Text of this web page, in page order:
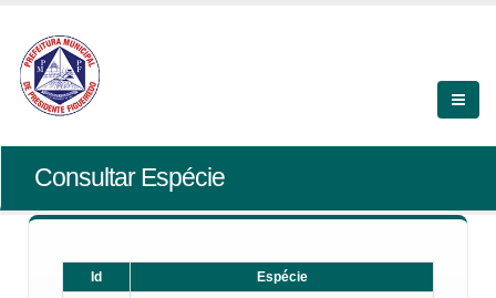
Consultar Espécie
Id
Espécie